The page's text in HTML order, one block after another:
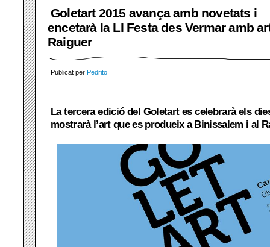
Goletart 2015 avança amb novetats i
encetarà la LI Festa des Vermar amb
Raiguer
Publicat per Pedrito
La tercera edició del Goletart es celebrarà els
mostrarà l’art que es produeix a Binissalem i al